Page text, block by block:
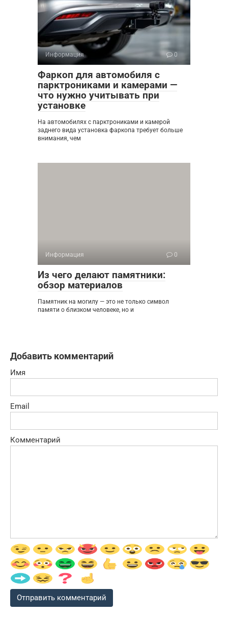
Информация 0
Фаркоп для автомобиля с
парктрониками и камерами —
что нужно учитывать при
установке
На автомобилях с парктрониками и камерой
заднего вида установка фаркопа требует больше
внимания, чем
Информация 0
Из чего делают памятники:
обзор материалов
Памятник на могилу — это не только символ
памяти о близком человеке, но и
Добавить комментарий
Имя
Email
Комментарий